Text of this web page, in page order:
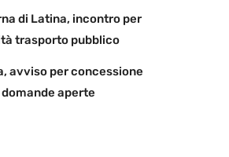
di Latina, incontro per
trasporto pubblico
avviso per concessione
aperte